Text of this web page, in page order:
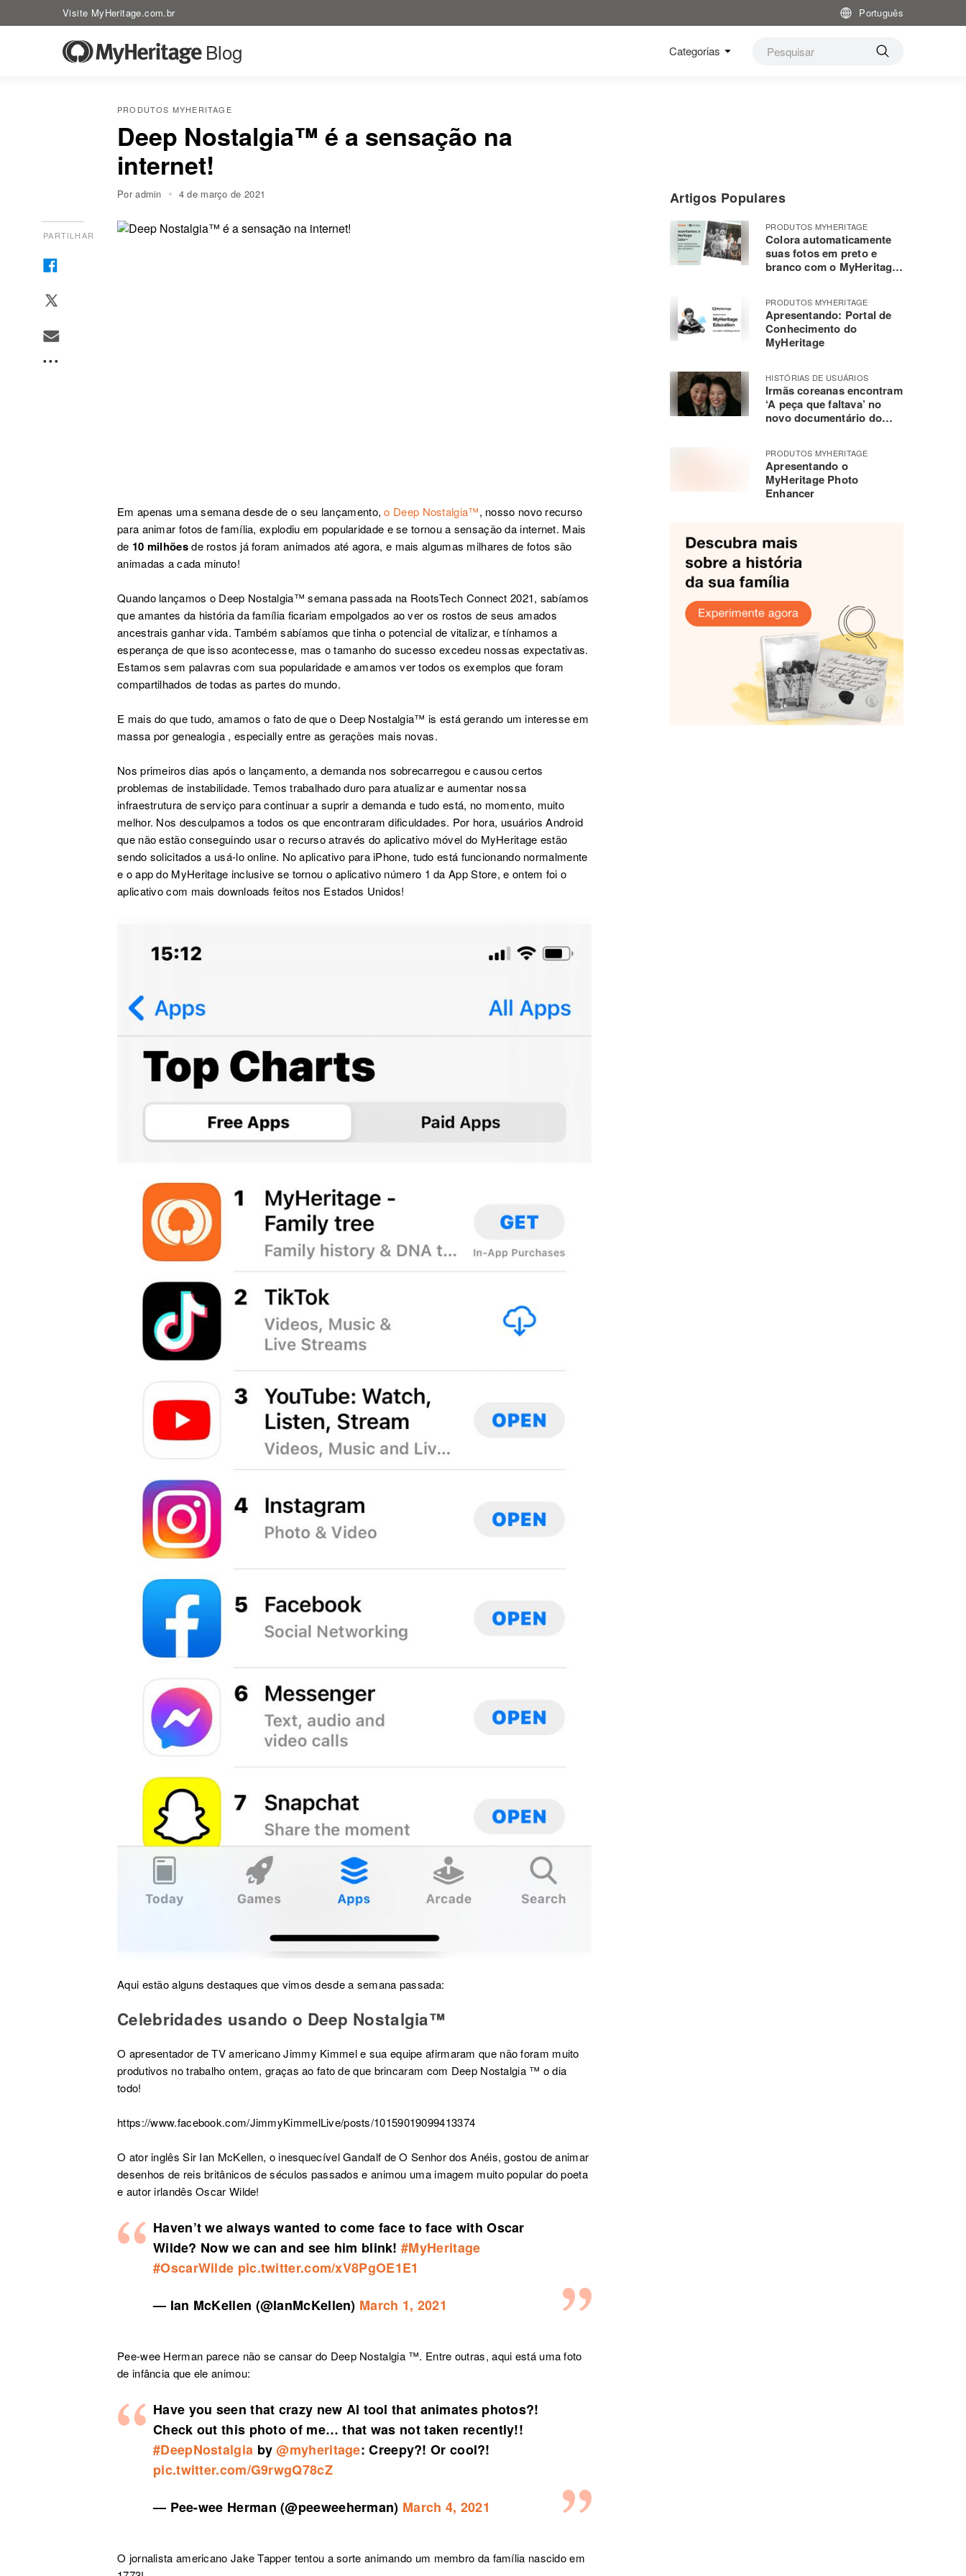
Visite MyHeritage.com.br Português
Blog Categorias
PRODUTOS MYHERITAGE
Deep Nostalgia™ é a sensação na
internet!
Por admin 4 de março de 2021
PARTILHAR
Em apenas umasemana desde de o seu lançamento,o Deep Nostalgia™, nosso novo recurso
para animar fotos de família, explodiu em popularidade e se tornou a sensação da internet. Mais
de 10 milhõesde rostos já foram animados até agora, e mais algumas milhares de fotos são
animadas a cada minuto!
Quando lançamos o Deep Nostalgia™ semana passada na RootsTech Connect 2021, sabíamos
queamantes da história da família ficariam empolgados ao ver os rostos de seus amados
ancestrais ganhar vida.Também sabíamos quetinha o potencial de vitalizar, e tínhamos a
esperança de que isso acontecesse, mas o tamanho do sucessoexcedeu nossas expectativas.
Estamos sem palavras com sua popularidade e amamos ver todos os exemplos que foram
compartilhados de todas as partes do mundo.
E mais do que tudo, amamos o fato de que o Deep Nostalgia™ is está gerando um interesse em
massa por genealogia , especiallyentre as gerações mais novas.
Nos primeiros dias após o lançamento, a demanda nos sobrecarregou e causou certos
problemas de instabilidade. Temos trabalhado duro para atualizar e aumentar nossa
infraestrutura de serviço para continuar a suprir a demanda e tudo está, no momento, muito
melhor. Nos desculpamos a todos os que encontraram dificuldades. Por hora, usuários Android
que não estão conseguindo usar o recurso através do aplicativo móvel do MyHeritage estão
sendo solicitados a usá-lo online. No aplicativo para iPhone, tudo está funcionando normalmente
e o app do MyHeritage inclusive se tornou o aplicativo número 1 da App Store, e ontem foi o
aplicativo com mais downloads feitos nos Estados Unidos!
Aqui estão alguns destaques que vimos desde a semana passada:
Celebridades usando o Deep Nostalgia™
O apresentador de TV americano Jimmy Kimmel e sua equipe afirmaram que não foram muito
produtivos no trabalho ontem, graças ao fato de que brincaram com Deep Nostalgia ™ o dia
todo!
https://www.facebook.com/JimmyKimmelLive/posts/10159019099413374
O ator inglês Sir Ian McKellen, o inesquecível Gandalf de O Senhor dos Anéis,gostou de animar
desenhos de reis britânicos de séculos passados e animou uma imagem muito popular do poeta
e autor irlandês Oscar Wilde!
Haven’t we always wanted to come face to face with Oscar
Wilde? Now we can and see him blink!#MyHeritage
#OscarWilde pic.twitter.com/xV8PgOE1E1
— Ian McKellen (@IanMcKellen) March 1, 2021
Pee-wee Herman parece não se cansar do Deep Nostalgia ™. Entre outras, aqui está uma foto
de infância que ele animou:
Have you seen that crazy new AI tool that animates photos?!
Check out this photo of me… that was not taken recently!!
#DeepNostalgia by@myheritage: Creepy?! Or cool?!
pic.twitter.com/G9rwgQ78cZ
— Pee-wee Herman (@peeweeherman) March 4, 2021
O jornalista americano Jake Tapper tentou a sorte animando um membro da família nascido em
Artigos Populares
PRODUTOS MYHERITAGE
Colora automaticamente
suas fotos em preto e
branco com o MyHeritage
PRODUTOS MYHERITAGE
Apresentando: Portal de
Conhecimento do
MyHeritage
HISTÓRIAS DE USUÁRIOS
Irmãs coreanas encontram
‘A peça que faltava’ no
novo documentário do
PRODUTOS MYHERITAGE
Apresentando o
MyHeritage Photo
Enhancer